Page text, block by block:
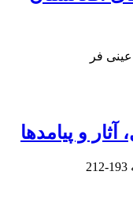
فر
آثار و پیامدها
193-212